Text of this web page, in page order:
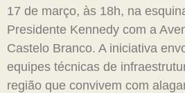
17 de março, às 18h, na
Presidente Kennedy com a
Castelo Branco. A iniciativa
equipes técnicas de
região que convivem com